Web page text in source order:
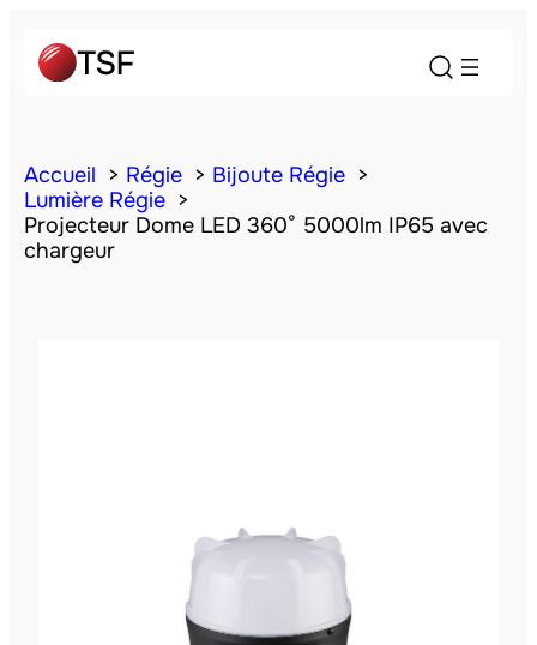
Accueil Régie
Bijoute Régie
Lumière Régie
Projecteur Dome LED 360° 5000lm IP65 avec
chargeur